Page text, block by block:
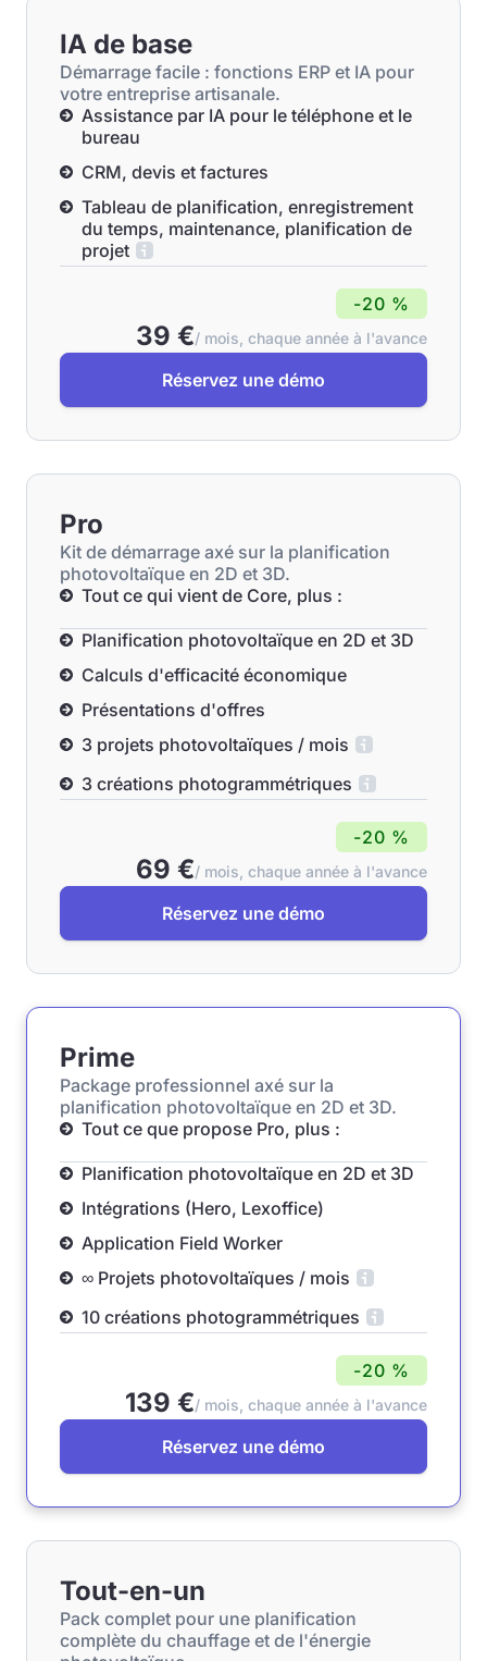
IA de base
Démarrage facile : fonctions ERP et IA pour
votre entreprise artisanale.
Assistance par IA pour le téléphone et le
bureau
CRM, devis et factures
Tableau de planification, enregistrement
du temps, maintenance, planification de
projet
-20 %
39 €/ mois, chaque année à l'avance
Réservez une démo
Pro
Kit de démarrage axé sur la planification
photovoltaïque en 2D et 3D.
Tout ce qui vient de Core, plus :
Planification photovoltaïque en 2D et 3D
Calculs d'efficacité économique
Présentations d'offres
3 projets photovoltaïques / mois
3 créations photogrammétriques
-20 %
69 €/ mois, chaque année à l'avance
Réservez une démo
Prime
Package professionnel axé sur la
planification photovoltaïque en 2D et 3D.
Tout ce que propose Pro, plus :
Planification photovoltaïque en 2D et 3D
Intégrations (Hero, Lexoffice)
Application Field Worker
∞ Projets photovoltaïques / mois
10 créations photogrammétriques
-20 %
139 €/ mois, chaque année à l'avance
Réservez une démo
Tout-en-un
Pack complet pour une planification
complète du chauffage et de l'énergie